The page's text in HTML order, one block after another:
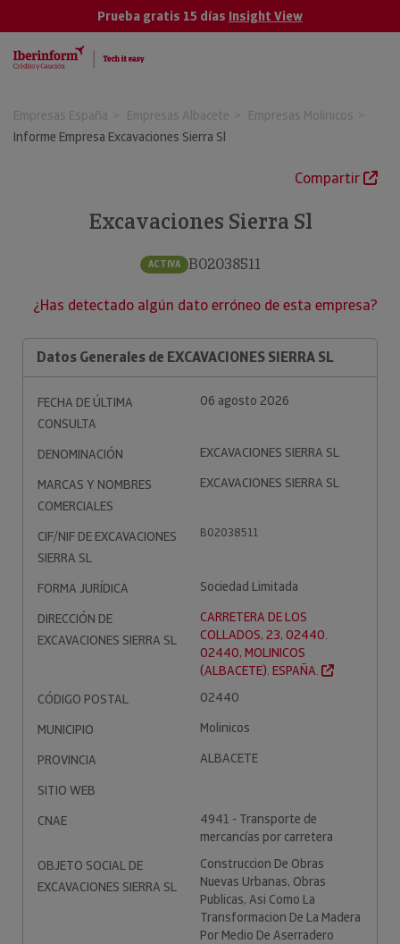
Prueba gratis 15 días Insight View
Empresas España Empresas Albacete
Empresas Molinicos
Informe Empresa Excavaciones Sierra Sl
Compartir
Excavaciones Sierra Sl
ACTIVA B02038511
¿Has detectado algún dato erróneo de esta empresa?
Datos Generales de EXCAVACIONES SIERRA SL
FECHA DE ÚLTIMA
CONSULTA
06 agosto 2026
DENOMINACIÓN
EXCAVACIONES SIERRA SL
MARCAS Y NOMBRES
COMERCIALES
EXCAVACIONES SIERRA SL
CIF/NIF DE EXCAVACIONES
SIERRA SL
B02038511
FORMA JURÍDICA
Sociedad Limitada
DIRECCIÓN DE
EXCAVACIONES SIERRA SL
CARRETERA DE LOS
COLLADOS, 23, 02440.
02440, MOLINICOS
(ALBACETE). ESPAÑA.
CÓDIGO POSTAL
02440
MUNICIPIO
Molinicos
PROVINCIA
ALBACETE
SITIO WEB
CNAE
4941 - Transporte de
mercancías por carretera
OBJETO SOCIAL DE
EXCAVACIONES SIERRA SL
Construccion De Obras
Nuevas Urbanas, Obras
Publicas, Asi Como La
Transformacion De La Madera
Por Medio De Aserradero